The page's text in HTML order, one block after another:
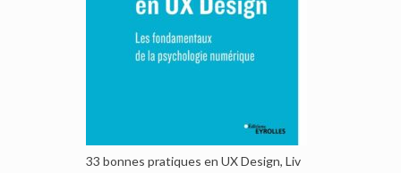
33 bonnes pratiques en UX Design, Liv